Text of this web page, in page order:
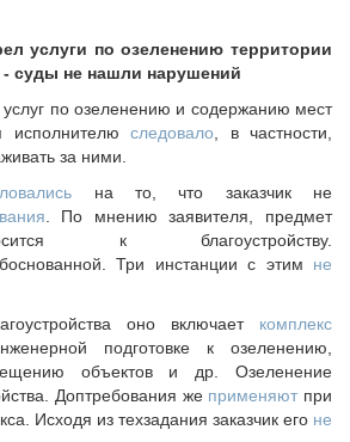
совета
услуги по озеленению территории
- суды не нашли нарушений
услуг по озеленению и содержанию мест
исполнителюследовало , в частности,
за ними.
на то, что заказчик не
. По мнению заявителя, предмет
к благоустройству.
Три инстанции с этим не
оно включает комплекс
подготовке к озеленению,
объектов и др. Озеленение
Доптребования же применяют при
Исходя из техзадания заказчик его не